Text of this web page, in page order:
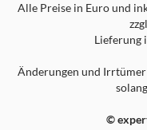
Alle Preise in Euro und
Lieferung
Änderungen und
©